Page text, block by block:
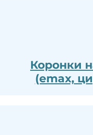
Коронки
(emax,